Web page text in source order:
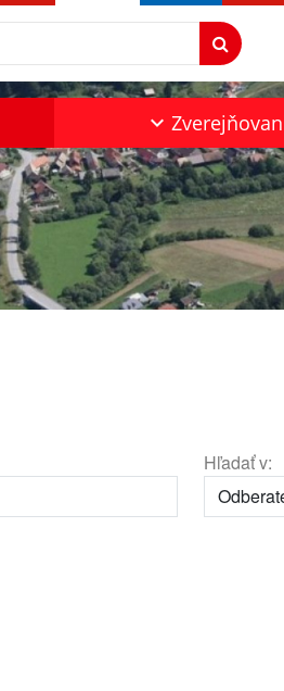
Hľadať v: